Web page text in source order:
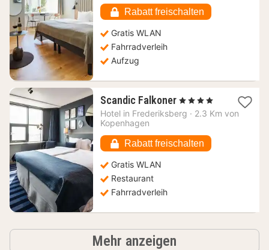
Rabatt freischalten
Gratis WLAN
Fahrradverleih
Aufzug
Scandic Falkoner 1
Nacht
ab
€
, 4 Sterne
Hotel in Frederiksberg · 2.3 Km von
Kopenhagen
Rabatt freischalten
Gratis WLAN
Restaurant
Fahrradverleih
Mehr anzeigen